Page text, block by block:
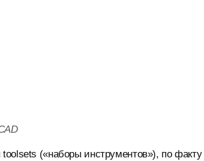
(«наборы инструментов»), по факту